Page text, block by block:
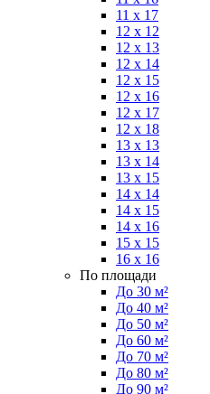
11 x 17
12 x 12
12 x 13
12 x 14
12 x 15
12 x 16
12 x 17
12 x 18
13 x 13
13 x 14
13 x 15
14 x 14
14 x 15
14 x 16
15 x 15
16 x 16
По площади
До 30 м²
До 40 м²
До 50 м²
До 60 м²
До 70 м²
До 80 м²
До 90 м²